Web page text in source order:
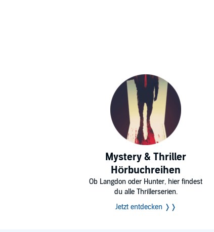
Mystery & Thriller
Hörbuchreihen
Ob Langdon oder Hunter, hier findest
du alle Thrillerserien.
Jetzt entdecken ❭❭